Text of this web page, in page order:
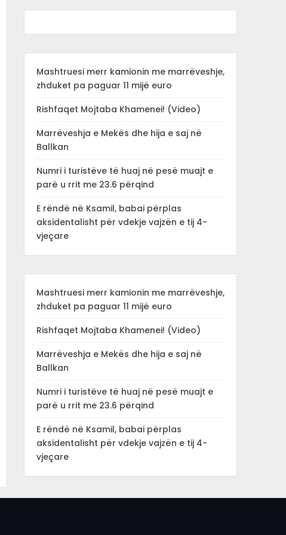
Mashtruesi merr kamionin me marrëveshje,
zhduket pa paguar 11 mijë euro
Rishfaqet Mojtaba Khamenei! (Video)
Marrëveshja e Mekës dhe hija e saj në
Ballkan
Numri i turistëve të huaj në pesë muajt e
parë u rrit me 23.6 përqind
E rëndë në Ksamil, babai përplas
aksidentalisht për vdekje vajzën e tij 4-
vjeçare
Mashtruesi merr kamionin me marrëveshje,
zhduket pa paguar 11 mijë euro
Rishfaqet Mojtaba Khamenei! (Video)
Marrëveshja e Mekës dhe hija e saj në
Ballkan
Numri i turistëve të huaj në pesë muajt e
parë u rrit me 23.6 përqind
E rëndë në Ksamil, babai përplas
aksidentalisht për vdekje vajzën e tij 4-
vjeçare